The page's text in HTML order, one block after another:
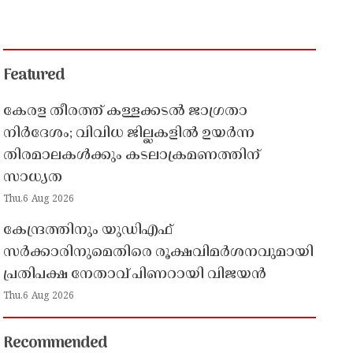
Featured
കേരള തീരത്ത് കള്ളക്കടൽ ജാഗ്രതാ
നിർദേശം; വിവിധ ജില്ലകളിൽ ഉയർന്ന
തിരമാലകൾക്കും കടലാക്രമണത്തിന്
സാധ്യത
Thu,6 Aug 2026
കേന്ദ്രത്തിനും യുഡിഎഫ്
സർക്കാരിനുമെതിരെ രൂക്ഷവിമർശനവുമായി
പ്രതിപക്ഷ നേതാവ് പിണറായി വിജയൻ
Thu,6 Aug 2026
Recommended